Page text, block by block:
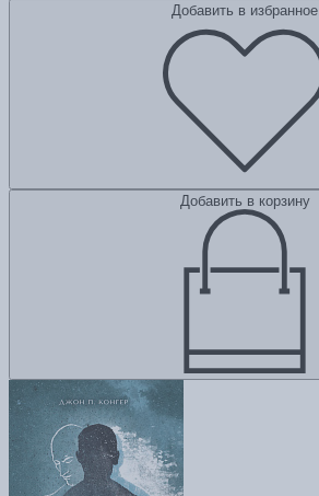
Добавить в избранное
Добавить в корзину